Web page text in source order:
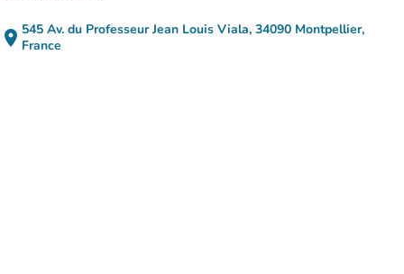
place 545 Av. du Professeur Jean Louis Viala, 34090 Montpellier,
France